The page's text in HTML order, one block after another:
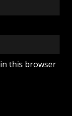
this browser